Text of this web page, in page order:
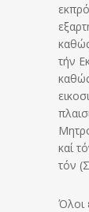
τήν
καί
τόν
Όλοι